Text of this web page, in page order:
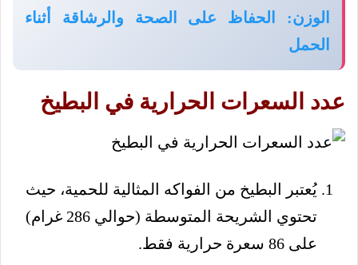
الوزن: الحفاظ على الصحة والرشاقة أثناء
الحمل
عدد السعرات الحرارية في البطيخ
يُعتبر البطيخ من الفواكه المثالية للحمية، حيث
تحتوي الشريحة المتوسطة (حوالي 286 غرام)
على 86 سعرة حرارية فقط.